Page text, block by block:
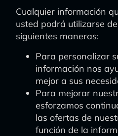
Cualquier información
usted podrá utilizarse
siguientes maneras:
Para personalizar
información nos
mejor a sus
Para mejorar
esforzamos
las ofertas de
función de la